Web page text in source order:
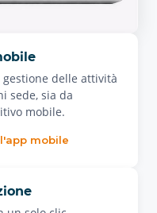
delle attività
sede, sia da
mobile.
mobile